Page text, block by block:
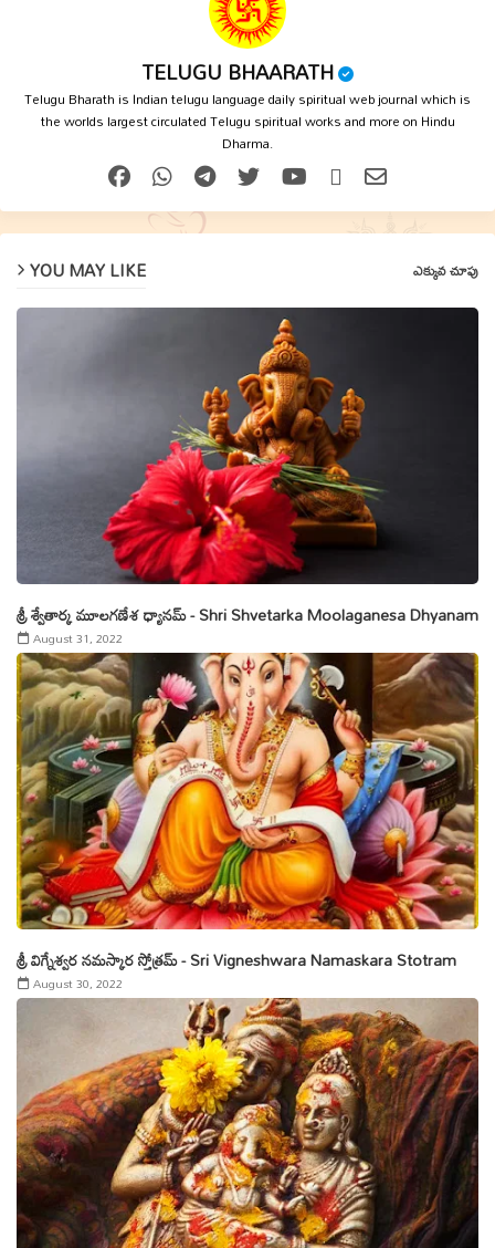
TELUGU BHAARATH
Telugu Bharath is Indian telugu language daily spiritual web journal which is
the worlds largest circulated Telugu spiritual works and more on Hindu
Dharma.
YOU MAY LIKE ఎక్కువ చూపు
శ్రీ శ్వేతార్క మూలగణేశ ధ్యానమ్ - Shri Shvetarka Moolaganesa Dhyanam
August 31, 2022
శ్రీ విగ్నేశ్వర నమస్కార స్తోత్రమ్ - Sri Vigneshwara Namaskara Stotram
August 30, 2022